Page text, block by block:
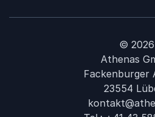
© 2026
Athenas
Fackenburger
23554